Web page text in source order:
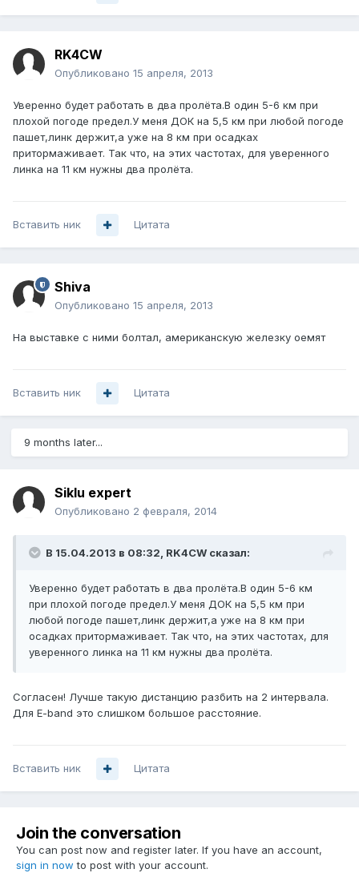
RK4CW
Опубликовано 15 апреля, 2013
Уверенно будет работать в два пролёта.В один 5-6 км при
плохой погоде предел.У меня ДОК на 5,5 км при любой погоде
пашет,линк держит,а уже на 8 км при осадках
притормаживает. Так что, на этих частотах, для уверенного
линка на 11 км нужны два пролёта.
Вставить ник Цитата
Shiva
Опубликовано 15 апреля, 2013
На выставке с ними болтал, американскую железку оемят
Вставить ник Цитата
9 months later...
Siklu expert
Опубликовано 2 февраля, 2014
В 15.04.2013 в 08:32, RK4CW сказал:
Уверенно будет работать в два пролёта.В один 5-6 км
при плохой погоде предел.У меня ДОК на 5,5 км при
любой погоде пашет,линк держит,а уже на 8 км при
осадках притормаживает. Так что, на этих частотах, для
уверенного линка на 11 км нужны два пролёта.
Согласен! Лучше такую дистанцию разбить на 2 интервала.
Для E-band это слишком большое расстояние.
Вставить ник Цитата
Join the conversation
You can post now and register later. If you have an account,
sign in now to post with your account.